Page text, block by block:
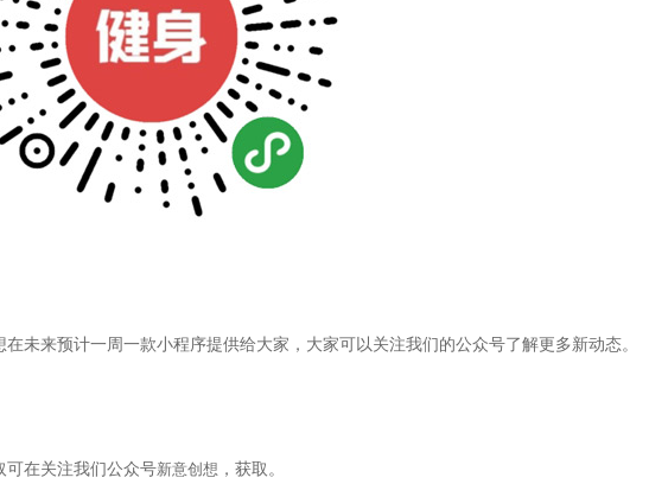
在未来预计一周一款小程序提供给大家，大家可以关注我们的公众号了解更多新动态。
可在关注我们公众号新意创想 ，获取。